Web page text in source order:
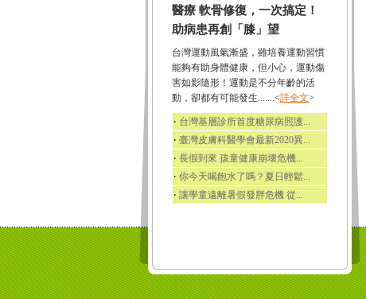
醫療 軟骨修復，一次搞定！
助病患再創「膝」望
台灣運動風氣漸盛，雖培養運動習慣
能夠有助身體健康，但小心，運動傷
害如影隨形！運動是不分年齡的活
動，卻都有可能發生.......<詳全文>
‧ 台灣基層診所首度糖尿病照護...
‧ 臺灣皮膚科醫學會最新2020異...
‧ 長假到來 孩童健康崩壞危機...
‧ 你今天喝飽水了嗎？夏日輕鬆...
‧ 讓學童遠離暑假發胖危機 從...